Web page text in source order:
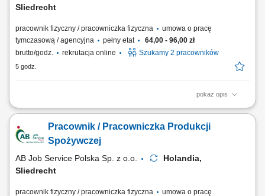
Sliedrecht
pracownik fizyczny / pracowniczka fizyczna
umowa o pracę
tymczasową / agencyjna
pełny etat
64,00 - 96,00 zł
brutto/godz.
rekrutacja online Szukamy 2 pracowników
5 godz.
pokaż opis
Zakres obowiązków będziesz zajmować się pakowaniem produktów
produktów do wysyłki, kontrola jakości, dbanie o porządek na
stanowisku pracy, praca zgodnie z zasadami higieny i bezpieczeństwa,
Pracownik / Pracowniczka Produkcji
Spożywczej
AB Job Service Polska Sp. z o.o.
Holandia,
Sliedrecht
pracownik fizyczny / pracowniczka fizyczna umowa o pracę